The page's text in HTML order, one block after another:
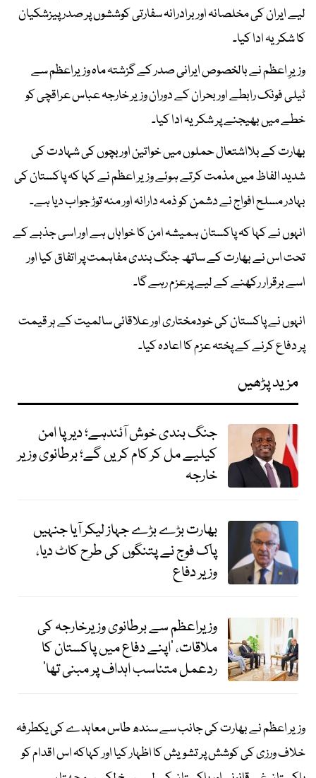
لیے ایران کی مخلصانہ اور برادرانہ سفارتی کوششوں پر صدر پیزشکیان
کا شکریہ ادا کیا۔
وزیرِ اعظم نے بالخصوص ایرانی صدر کے گزشتہ ماہ وزیراعظم سے
ٹیلی فونک رابطے اور بحران کے دوران وزیر خارجہ عباس عراقچی کو
خطے میں بھیجنے پر شکریہ ادا کیا۔
بھارت کے بلااشتعال حملوں میں خواتین اور بچوں کی شہادت کی
شدید الفاظ میں مذمت کرتے ہوئے وزیر اعظم نے کہا کہ پاکستان کی
بہادر مسلح افواج نے دشمن کو ذمہ دارانہ اور منہ توڑ جواب دیا ہے۔
انہوں نے کہا کہ پاکستان ہمیشہ امن کا خواہاں ہے اور اسی جذبے کے
تحت اس نے بھارت کے ساتھ جنگ ​​بندی مفاہمت پر اتفاق کیا اور
اسے برقرار رکھنے کے لیے پرعزم رہے گا۔
انہوں نے پاکستان کی خودمختاری اور علاقائی سالمیت کے ہر قیمت
پر دفاع کرنے کے پختہ عزم کا اعادہ کیا۔
مزید پڑھیں
جنگ بندی خوش آئندہے؛ دیرپا امن
کیلیے مل کر کام کریں گے؛ برطانوی وزیر
خارجہ
بھارت بڑے بڑے جہاز لیکر آیا جنہیں
پاک فوج نے پتنگوں کی طرح کاٹ دیا،
وزیر دفاع
وزیراعظم سے برطانوی وزیرخارجہ کی
ملاقات، ‘اپنے دفاع میں پاکستان کا
ردعمل متناسب اہداف پر مبنی تھا’
وزیر اعظم نے بھارت کی جانب سے سندھ طاس معاہدے کی یکطرفہ
خلاف ورزی کی کوشش پر تشویش کا اظہار کیا اور کہاکہ اس اقدام کو